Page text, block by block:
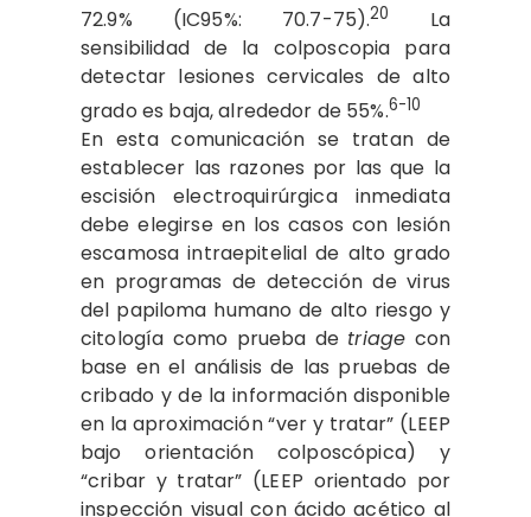
72.9% (IC95%: 70.7-75).20
La
sensibilidad de la colposcopia para
detectar lesiones cervicales de alto
grado es baja, alrededor de 55%.6-10
En esta comunicación se tratan de
establecer las razones por las que la
escisión electroquirúrgica inmediata
debe elegirse en los casos con lesión
escamosa intraepitelial de alto grado
en programas de detección de virus
del papiloma humano de alto riesgo y
citología como prueba de triage con
base en el análisis de las pruebas de
cribado y de la información disponible
en la aproximación “ver y tratar” (LEEP
bajo orientación colposcópica) y
“cribar y tratar” (LEEP orientado por
inspección visual con ácido acético al